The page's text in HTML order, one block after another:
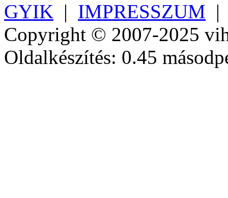
GYIK | IMPRESSZUM
Copyright © 2007-2025
Oldalkészítés: 0.45